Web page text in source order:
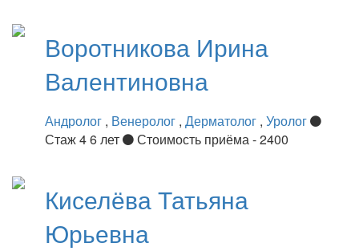
Воротникова Ирина
Валентиновна
Андролог , Венеролог , Дерматолог , Уролог
Стаж 4 6 лет
Стоимость приёма - 2400
КиселёваТатьяна
Юрьевна